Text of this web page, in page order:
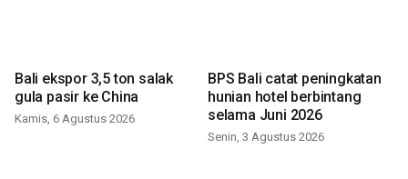
Bali ekspor 3,5 ton salak
gula pasir ke China
Kamis, 6 Agustus 2026
BPS Bali catat peningkatan
hunian hotel berbintang
selama Juni 2026
Senin, 3 Agustus 2026